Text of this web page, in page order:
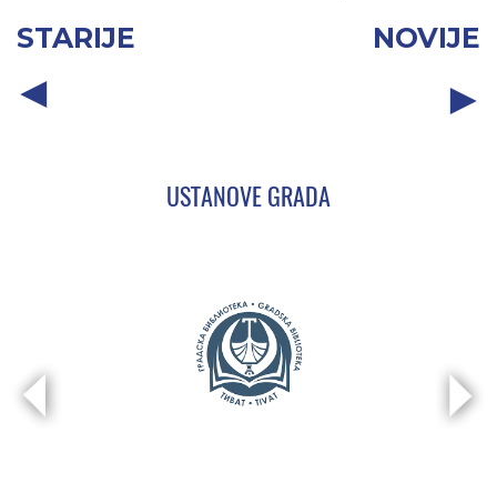
STARIJE NOVIJE
USTANOVE GRADA